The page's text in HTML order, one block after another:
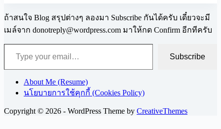
ถ้าสนใจ Blog สรุปต่างๆ ลองมา Subscribe กันได้ครับ เดี๋ยวจะมี
เมล์จาก donotreply@wordpress.com มาให้กด Confirm อีกทีครับ
Type your email…
Subscribe
About Me (Resume)
นโยบายการใช้คุกกี้ (Cookies Policy)
Copyright © 2026 - WordPress Theme by CreativeThemes